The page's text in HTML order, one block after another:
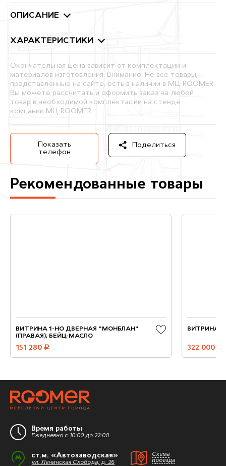
ОПИСАНИЕ
ХАРАКТЕРИСТИКИ
Окончательная цена зависит от комплектации и
материалов изготовления. Внимание! Не все товары,
представленные на сайте, есть в наличии в МЦ ROOMER.
Вы можете рассчитать и оформить заказ на любой
товар в необходимой комплектации на стенде
компании МЦ ROOMER.
Показать
телефон
Поделиться
Рекомендованные товары
ВИТРИНА 1-НО ДВЕРНАЯ "МОНБЛАН"
(ПРАВАЯ); БЕЙЦ-МАСЛО
151 280 руб.
ВИТРИНА
322 000
Время работы
Ежедневно с 10:00 до 22:00
ст.м. «Автозаводская»
ул. Ленинская Слобода, д. 26
Схема
проезда